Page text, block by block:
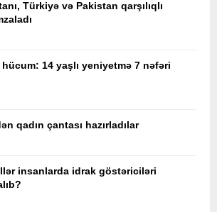
Türkiyə və Pakistan qarşılıqlı
14 yaşlı yeniyetmə 7 nəfəri
qadın çantası hazırladılar
insanlarda idrak göstəriciləri